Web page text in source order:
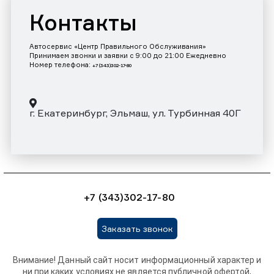
Контакты
Автосервис «Центр Правильного Обслуживания»
Принимаем звонки и заявки с 9:00 до 21:00 Ежедневно
Номер телефона: +7 (343)302-17-80
г. Екатеринбург, Эльмаш, ул. Турбинная 40Г
+7 (343)302-17-80
Заказать звонок
Внимание! Данный сайт носит информационный характер и
ни при каких условиях не является публичной офертой,